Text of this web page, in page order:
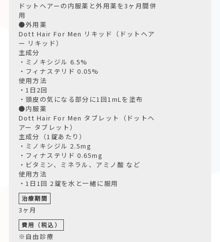
ドットヘアーの内服薬と外用薬を3ヶ月間併
用
●外用薬
Dott Hair For Men リキッド（ドットヘア
ー リキッド）
主成分
・ミノキシジル 6.5%
・フィナステリド 0.05%
使用方法
・1日2回
・頭皮の気になる部分に1回1mLを塗布
●内服薬
Dott Hair For Men タブレット（ドットヘ
アー タブレット）
主成分（1錠あたり）
・ミノキシジル 2.5mg
・フィナステリド 0.65mg
・ビタミン、ミネラル、アミノ酸 など
使用方法
・1日1回 2錠を水と一緒に服用
治療期間
3ヶ月
費用（税込）
※自由診療